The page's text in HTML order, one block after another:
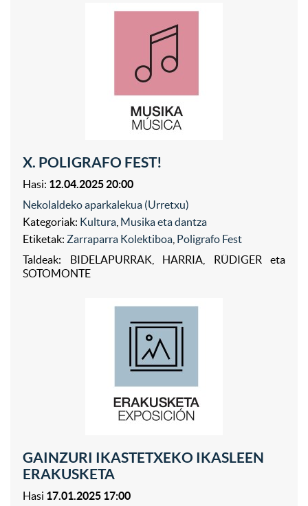
X. POLIGRAFO FEST!
Hasi: 12.04.2025 20:00
Nekolaldeko aparkalekua (Urretxu)
Kategoriak: Kultura Musika eta dantza
Etiketak: Zarraparra Kolektiboa Poligrafo Fest
Taldeak: BIDELAPURRAK, HARRIA, RÜDIGER eta
SOTOMONTE
GAINZURI IKASTETXEKO IKASLEEN
ERAKUSKETA
Hasi 17.01.2025 17:00